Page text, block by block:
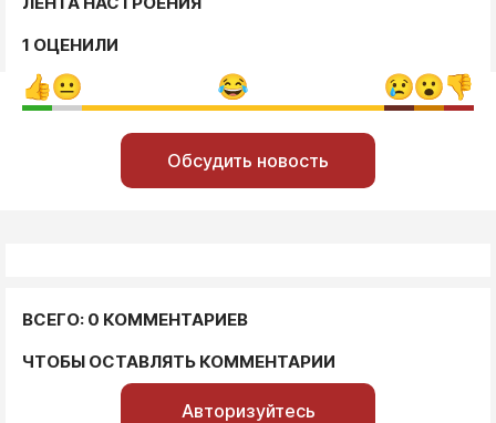
1 ОЦЕНИЛИ
Обсудить новость
ВСЕГО: 0 КОММЕНТАРИЕВ
ЧТОБЫ ОСТАВЛЯТЬ КОММЕНТАРИИ
Авторизуйтесь